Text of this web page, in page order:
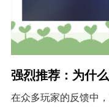
强烈推荐：为什
在众多玩家的反馈中